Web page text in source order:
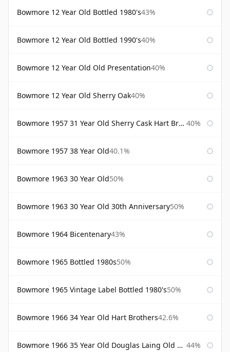
Bowmore 12 Year Old Bottled 1980's43%
Bowmore 12 Year Old Bottled 1990's40%
Bowmore 12 Year Old Old Presentation40%
Bowmore 12 Year Old Sherry Oak40%
Bowmore 1957 31 Year Old Sherry Cask Hart Brothers 40%
Bowmore 1957 38 Year Old40.1%
Bowmore 1963 30 Year Old50%
Bowmore 1963 30 Year Old 30th Anniversary50%
Bowmore 1964 Bicentenary43%
Bowmore 1965 Bottled 1980s50%
Bowmore 1965 Vintage Label Bottled 1980's50%
Bowmore 1966 34 Year Old Hart Brothers42.6%
Bowmore 1966 35 Year Old Douglas Laing Old Malt Cask 44%